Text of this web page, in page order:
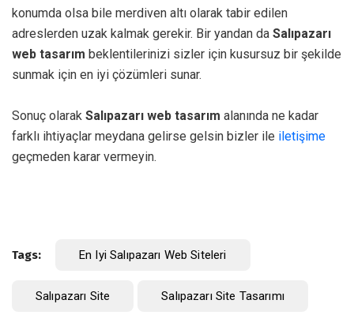
konumda olsa bile merdiven altı olarak tabir edilen
adreslerden uzak kalmak gerekir. Bir yandan da Salıpazarı
web tasarım beklentilerinizi sizler için kusursuz bir şekilde
sunmak için en iyi çözümleri sunar.
Sonuç olarak Salıpazarı web tasarım alanında ne kadar
farklı ihtiyaçlar meydana gelirse gelsin bizler ile iletişime
geçmeden karar vermeyin.
Tags: En Iyi Salıpazarı Web Siteleri
Salıpazarı Site Salıpazarı Site Tasarımı